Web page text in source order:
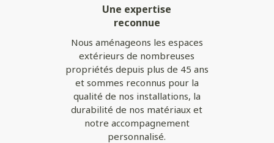
Une expertise
reconnue
Nous aménageons les espaces
extérieurs de nombreuses
propriétés depuis plus de 45 ans
et sommes reconnus pour la
qualité de nos installations, la
durabilité de nos matériaux et
notre accompagnement
personnalisé.